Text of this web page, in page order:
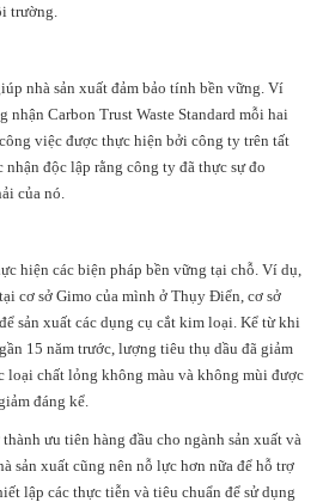
trường.
nhà sản xuất đảm bảo tính bền vững. Ví
nhận Carbon Trust Waste Standard mỗi hai
việc được thực hiện bởi công ty trên tất
nhận độc lập rằng công ty đã thực sự đo
của nó.
hiện các biện pháp bền vững tại chỗ. Ví dụ,
cơ sở Gimo của mình ở Thụy Điển, cơ sở
sản xuất các dụng cụ cắt kim loại. Kể từ khi
15 năm trước, lượng tiêu thụ dầu đã giảm
loại chất lỏng không màu và không mùi được
đáng kể.
ưu tiên hàng đầu cho ngành sản xuất và
sản xuất cũng nên nỗ lực hơn nữa để hỗ trợ
lập các thực tiễn và tiêu chuẩn để sử dụng